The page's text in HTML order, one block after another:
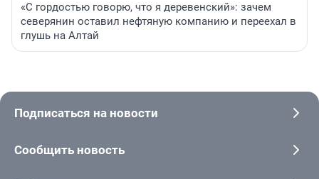
«С гордостью говорю, что я деревенский»: зачем
северянин оставил нефтяную компанию и переехал в
глушь на Алтай
Подписаться на новости
Сообщить новость